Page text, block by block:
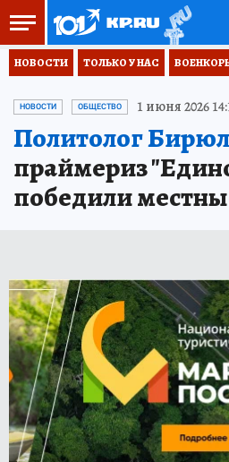
НОВОСТИ ТОЛЬКО У НАС
НОВОСТИ ОБЩЕСТВО 1 июня 2026
Политолог
праймериз
победили